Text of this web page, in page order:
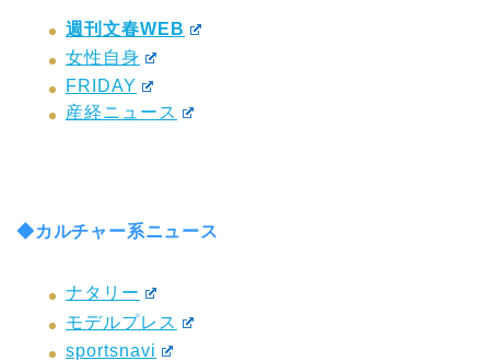
週刊文春WEB
女性自身
FRIDAY
産経ニュース
◆カルチャー系ニュース
ナタリー
モデルプレス
sportsnavi